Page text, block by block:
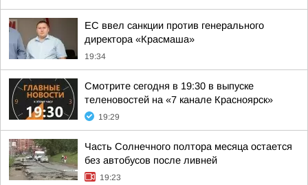
ЕС ввел санкции против генерального
директора «Красмаша»
19:34
Смотрите сегодня в 19:30 в выпуске
теленовостей на «7 канале Красноярск»
19:29
Часть Солнечного полтора месяца остается
без автобусов после ливней
19:23